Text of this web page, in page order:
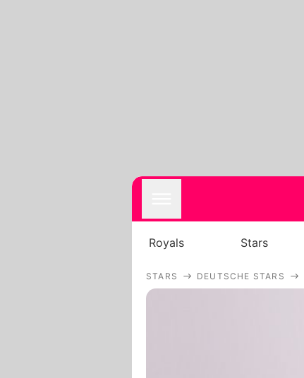
Royals Stars
STARS DEUTSCHE STARS